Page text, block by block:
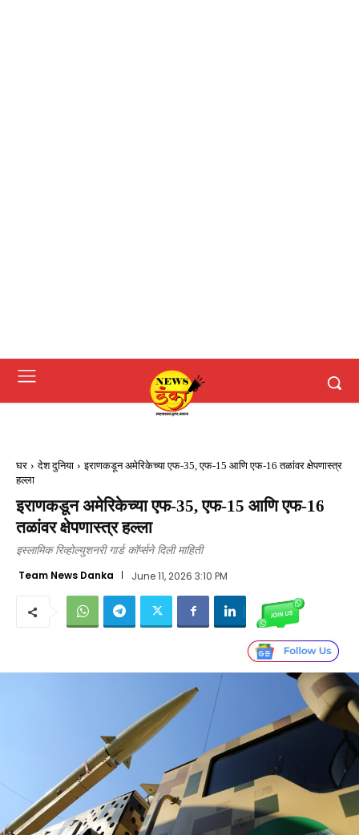
घर देश दुनिया
इराणकडून अमेरिकेच्या एफ-35, एफ-15 आणि एफ-16 तळांवर क्षेपणास्त्र
हल्ला
इराणकडून अमेरिकेच्या एफ-35, एफ-15 आणि एफ-16
तळांवर क्षेपणास्त्र हल्ला
इस्लामिक रिव्होल्युशनरी गार्ड कॉर्प्सने दिली माहिती
Team News Danka June 11, 2026 3:10 PM